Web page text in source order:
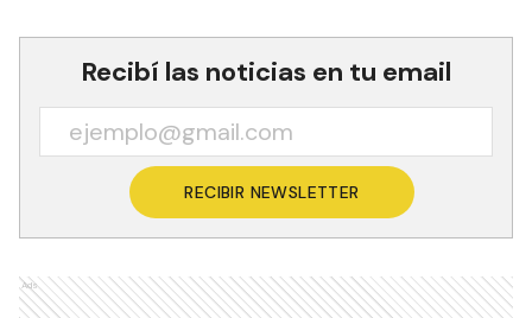
Recibí las noticias en tu email
RECIBIR NEWSLETTER
Ads